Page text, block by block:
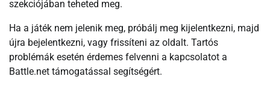
szekciójában teheted meg.
Ha a játék nem jelenik meg, próbálj meg kijelentkezni, majd
újra bejelentkezni, vagy frissíteni az oldalt. Tartós
problémák esetén érdemes felvenni a kapcsolatot a
Battle.net támogatással segítségért.